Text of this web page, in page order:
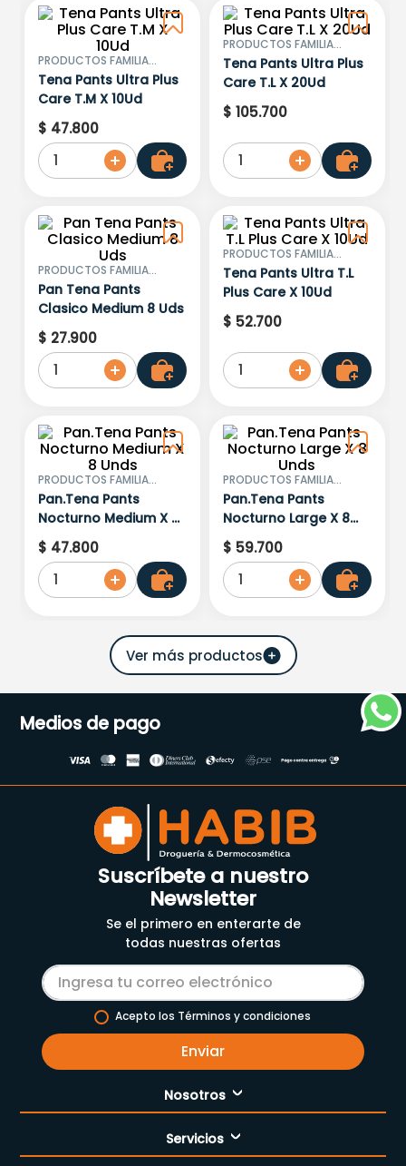
PRODUCTOS FAMILIA
SANCELA S.A.
Tena Pants Ultra Plus
Care T.M X 10Ud
$ 47.800
1
PRODUCTOS FAMILIA
SANCELA S.A.
Tena Pants Ultra Plus
Care T.L X 20Ud
$ 105.700
1
PRODUCTOS FAMILIA
SANCELA S.A.
Pan Tena Pants
Clasico Medium 8 Uds
$ 27.900
1
PRODUCTOS FAMILIA
SANCELA S.A.
Tena Pants Ultra T.L
Plus Care X 10Ud
$ 52.700
1
PRODUCTOS FAMILIA
SANCELA S.A.
Pan.Tena Pants
Nocturno Medium X 8
Unds
$ 47.800
1
PRODUCTOS FAMILIA
SANCELA S.A.
Pan.Tena Pants
Nocturno Large X 8
Unds
$ 59.700
1
Medios de pago
Suscríbete a nuestro
Newsletter
Se el primero en enterarte de
todas nuestras ofertas
Acepto los Términos y condiciones
Enviar
Nosotros
Nuestra empresa
Servicios